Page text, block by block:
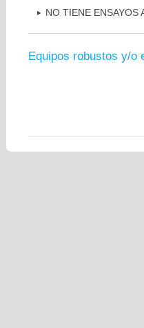
NO TIENE ENSAYOS
Equipos robustos y/o